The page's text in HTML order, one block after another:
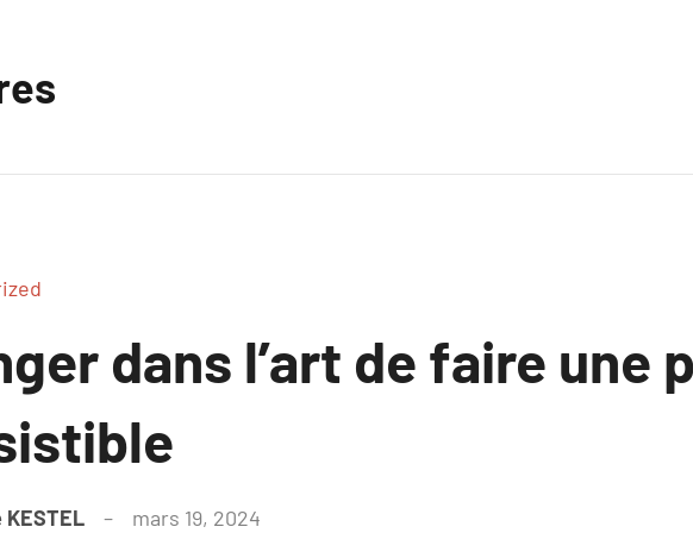
dans l’art de faire une
mars 19, 2024